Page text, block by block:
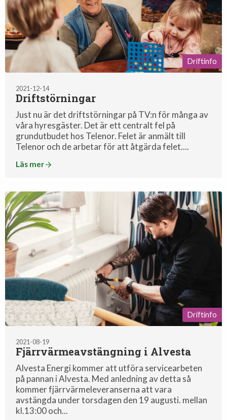
Driftinfo
2021-12-14
Driftstörningar
Just nu är det driftstörningar på TV:n för många av
våra hyresgäster. Det är ett centralt fel på
grundutbudet hos Telenor. Felet är anmält till
Telenor och de arbetar för att åtgärda felet....
Läs mer
Driftinfo
2021-08-19
Fjärrvärmeavstängning i Alvesta
Alvesta Energi kommer att utföra servicearbeten
på pannan i Alvesta. Med anledning av detta så
kommer fjärrvärmeleveranserna att vara
avstängda under torsdagen den 19 augusti. mellan
kl.13:00 och...